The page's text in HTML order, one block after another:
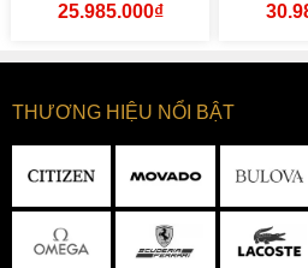
25.985.000₫
THƯƠNG HIỆU NỔI BẬT